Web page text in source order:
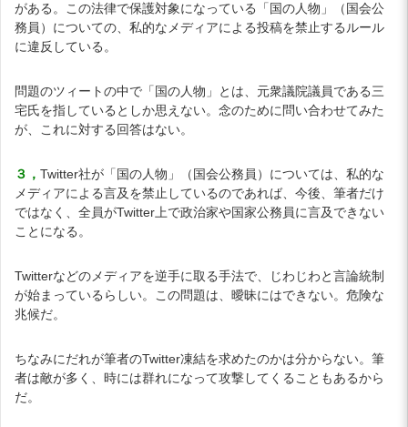
がある。この法律で保護対象になっている「国の人物」（国会公
務員）についての、私的なメディアによる投稿を禁止するルール
に違反している。
問題のツィートの中で「国の人物」とは、元衆議院議員である三
宅氏を指しているとしか思えない。念のために問い合わせてみた
が、これに対する回答はない。
３， Twitter社が「国の人物」（国会公務員）については、私的な
メディアによる言及を禁止しているのであれば、今後、筆者だけ
ではなく、全員がTwitter上で政治家や国家公務員に言及できない
ことになる。
Twitterなどのメディアを逆手に取る手法で、じわじわと言論統制
が始まっているらしい。この問題は、曖昧にはできない。危険な
兆候だ。
ちなみにだれが筆者のTwitter凍結を求めたのかは分からない。筆
者は敵が多く、時には群れになって攻撃してくることもあるから
だ。